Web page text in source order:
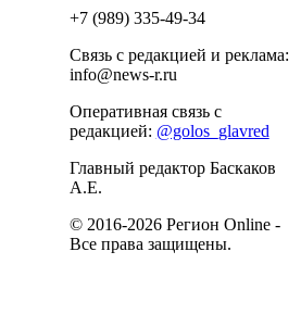
+7 (989) 335-49-34
Связь с редакцией и реклама:
info@news-r.ru
Оперативная связь с
редакцией: @golos_glavred
Главный редактор Баскаков
А.Е.
© 2016-2026 Регион Online -
Все права защищены.